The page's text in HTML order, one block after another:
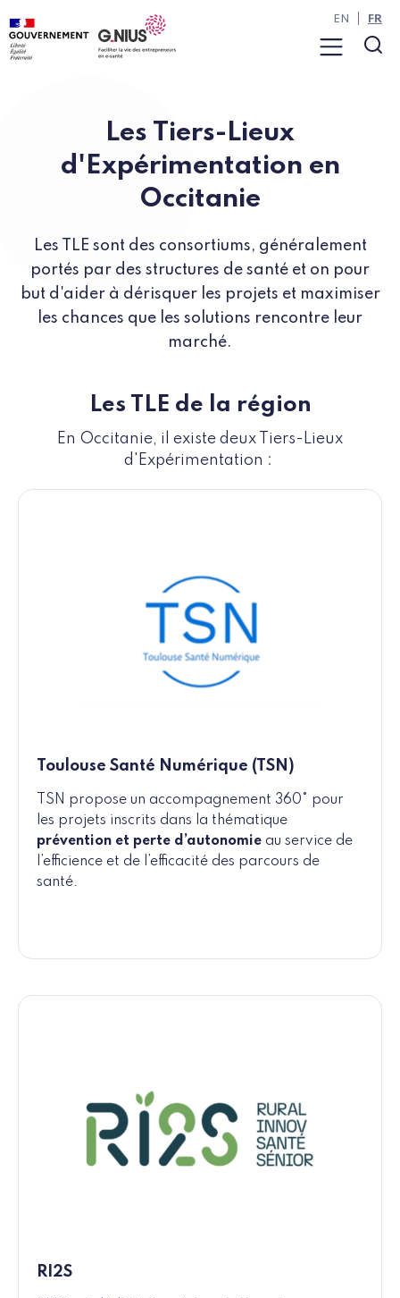
Panneau de gestion des cookies
Aller au contenu
Aller à la navigation
Menu
EN FR
Les Tiers-Lieux
d'Expérimentation en
Occitanie
Les TLE sont des consortiums, généralement
portés par des structures de santé et on pour
but d'aider à dérisquer les projets et maximiser
les chances que les solutions rencontre leur
marché.
Les TLE de la région
En Occitanie, il existe deux Tiers-Lieux
d'Expérimentation :
Toulouse Santé Numérique (TSN)
TSN propose un accompagnement 360° pour
les projets inscrits dans la thématique
prévention et perte d’autonomie au service de
l’efficience et de l’efficacité des parcours de
santé.
RI2S